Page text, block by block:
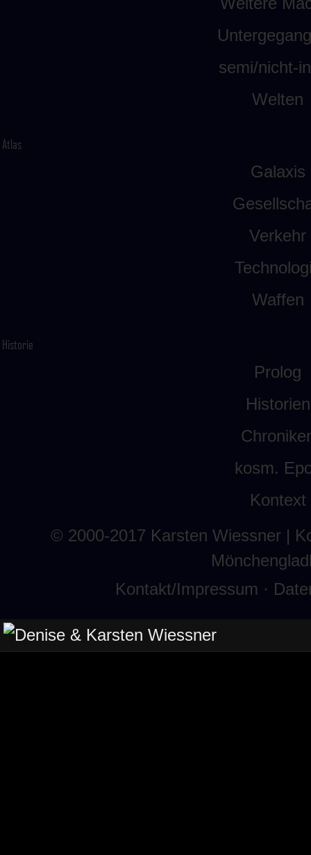
semi/nicht-
Welten
Atlas
Galaxis
Verkehr
Waffen
Historie
Prolog
Historien
kosm.
Kontext
© 2000-2017 Karsten Wiessner |
Kontakt/Impressum ·